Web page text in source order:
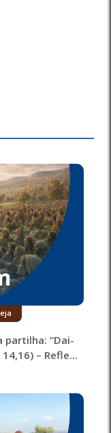
partilha: “Dai-
– Refle...